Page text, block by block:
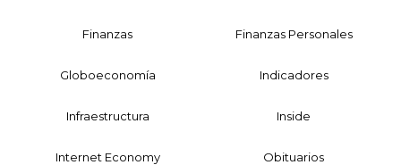
Finanzas Finanzas Personales
Globoeconomía Indicadores
Infraestructura Inside
Internet Economy Obituarios